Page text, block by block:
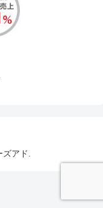
アド.